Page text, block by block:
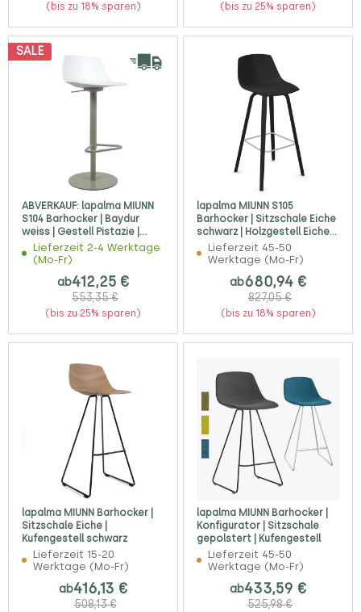
(bis zu 18% sparen) (bis zu 25% sparen)
SALE
ABVERKAUF: lapalma MIUNN
S104 Barhocker | Baydur
weiss | Gestell Pistazie |
Platte rund
Lieferzeit 2-4 Werktage
(Mo-Fr)
ab412,25 €
553,35 €
(bis zu 25% sparen)
lapalma MIUNN S105
Barhocker | Sitzschale Eiche
schwarz | Holzgestell Eiche
schwarz offenporig
Lieferzeit 45-50
Werktage (Mo-Fr)
ab680,94 €
827,05 €
(bis zu 18% sparen)
lapalma MIUNN Barhocker |
Sitzschale Eiche |
Kufengestell schwarz
Lieferzeit 15-20
Werktage (Mo-Fr)
ab416,13 €
508,13 €
lapalma MIUNN Barhocker |
Konfigurator | Sitzschale
gepolstert | Kufengestell
Lieferzeit 45-50
Werktage (Mo-Fr)
ab433,59 €
525,98 €